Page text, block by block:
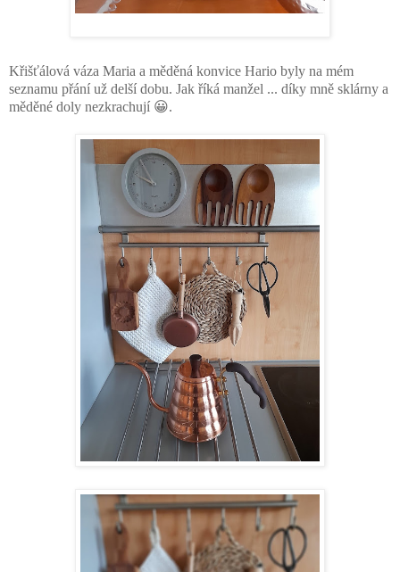
Křišťálová váza Maria a měděná konvice Hario byly na mém
seznamu přání už delší dobu. Jak říká manžel ... díky mně sklárny a
měděné doly nezkrachují 😀.